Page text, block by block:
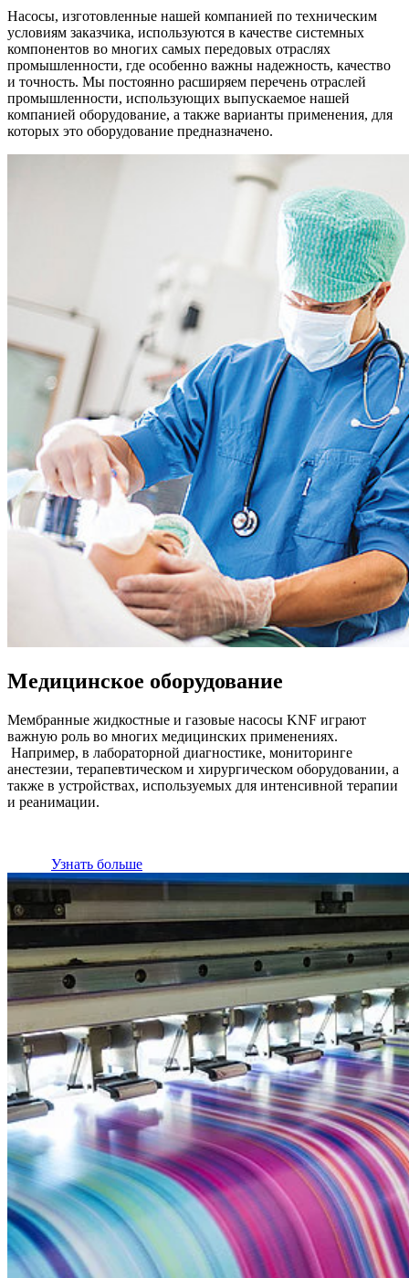
Насосы, изготовленные нашей компанией по техническим
условиям заказчика, используются в качестве системных
компонентов во многих самых передовых отраслях
промышленности, где особенно важны надежность, качество
и точность. Мы постоянно расширяем перечень отраслей
промышленности, использующих выпускаемое нашей
компанией оборудование, а также варианты применения, для
которых это оборудование предназначено.
Медицинское оборудование
Мембранные жидкостные и газовые насосы KNF играют
важную роль во многих медицинских применениях.
Например, в лабораторной диагностике, мониторинге
анестезии, терапевтическом и хирургическом оборудовании, а
также в устройствах, используемых для интенсивной терапии
и реанимации.
Узнать больше